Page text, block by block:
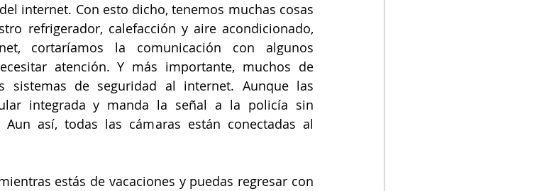
internet. Con esto dicho, tenemos muchas cosas
refrigerador, calefacción y aire acondicionado,
cortaríamos la comunicación con algunos
atención. Y más importante, muchos de
sistemas de seguridad al internet. Aunque las
integrada y manda la señal a la policía sin
así, todas las cámaras están conectadas al
estás de vacaciones y puedas regresar con